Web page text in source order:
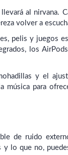
al nirvana.
volver a
pelis y juegos
los
y el
para
de ruido
lo que no,